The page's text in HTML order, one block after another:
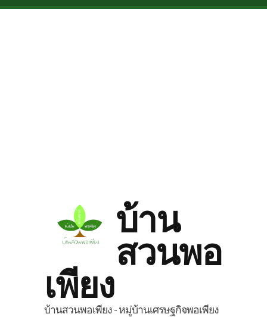
Skip to main content
บ้าน
สวนพอ
เพียง
บ้านสวนพอเพียง - หมู่บ้านเศรษฐกิจพอเพียง